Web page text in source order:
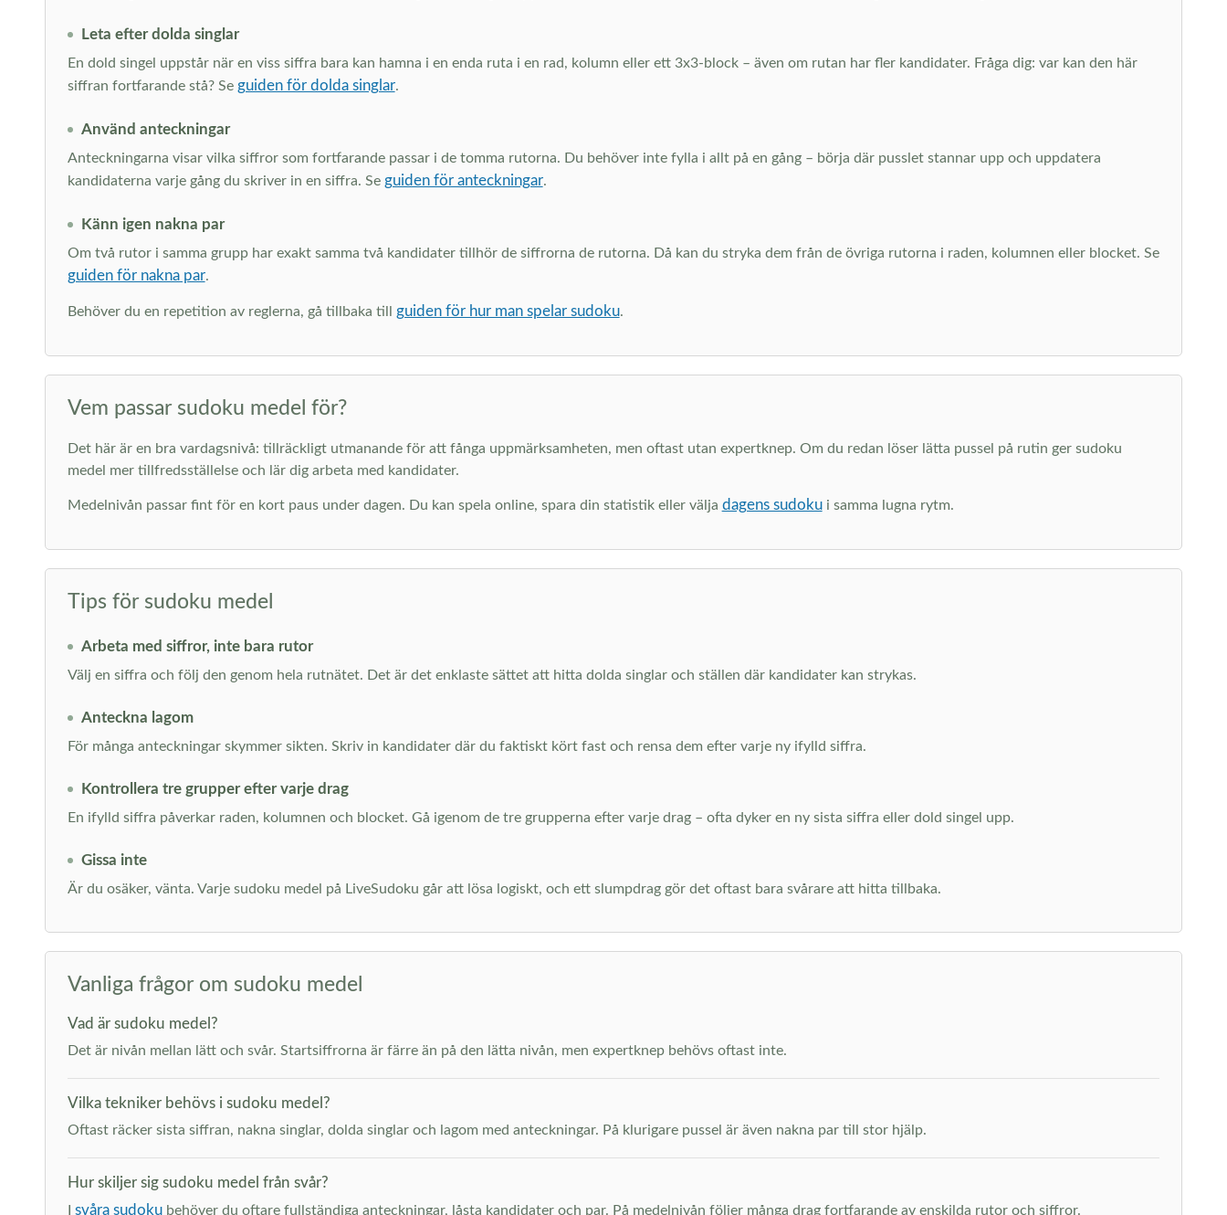
Leta efter dolda singlar
En dold singel uppstår när en viss siffra bara kan hamna i en enda ruta i en rad, kolumn eller ett 3x3-block – även om rutan har fler kandidater. Fråga dig: var kan den här
siffran fortfarande stå? Se guiden för dolda singlar.
Använd anteckningar
Anteckningarna visar vilka siffror som fortfarande passar i de tomma rutorna. Du behöver inte fylla i allt på en gång – börja där pusslet stannar upp och uppdatera
kandidaterna varje gång du skriver in en siffra. Se guiden för anteckningar.
Känn igen nakna par
Om två rutor i samma grupp har exakt samma två kandidater tillhör de siffrorna de rutorna. Då kan du stryka dem från de övriga rutorna i raden, kolumnen eller blocket. Se
guiden för nakna par.
Behöver du en repetition av reglerna, gå tillbaka till guiden för hur man spelar sudoku.
Vem passar sudoku medel för?
Det här är en bra vardagsnivå: tillräckligt utmanande för att fånga uppmärksamheten, men oftast utan expertknep. Om du redan löser lätta pussel på rutin ger sudoku
medel mer tillfredsställelse och lär dig arbeta med kandidater.
Medelnivån passar fint för en kort paus under dagen. Du kan spela online, spara din statistik eller välja dagens sudokui samma lugna rytm.
Tips för sudoku medel
Arbeta med siffror, inte bara rutor
Välj en siffra och följ den genom hela rutnätet. Det är det enklaste sättet att hitta dolda singlar och ställen där kandidater kan strykas.
Anteckna lagom
För många anteckningar skymmer sikten. Skriv in kandidater där du faktiskt kört fast och rensa dem efter varje ny ifylld siffra.
Kontrollera tre grupper efter varje drag
En ifylld siffra påverkar raden, kolumnen och blocket. Gå igenom de tre grupperna efter varje drag – ofta dyker en ny sista siffra eller dold singel upp.
Gissa inte
Är du osäker, vänta. Varje sudoku medel på LiveSudoku går att lösa logiskt, och ett slumpdrag gör det oftast bara svårare att hitta tillbaka.
Vanliga frågor om sudoku medel
Vad är sudoku medel?
Det är nivån mellan lätt och svår. Startsiffrorna är färre än på den lätta nivån, men expertknep behövs oftast inte.
Vilka tekniker behövs i sudoku medel?
Oftast räcker sista siffran, nakna singlar, dolda singlar och lagom med anteckningar. På klurigare pussel är även nakna par till stor hjälp.
Hur skiljer sig sudoku medel från svår?
svåra sudokubehöver du oftare fullständiga anteckningar, låsta kandidater och par. På medelnivån följer många drag fortfarande av enskilda rutor och siffror.